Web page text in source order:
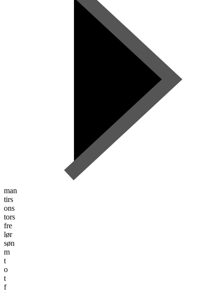
man
tirs
ons
tors
fre
lør
søn
m
t
o
t
f